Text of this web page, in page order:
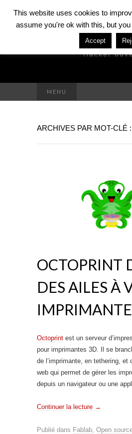
DAVID
Hacker
MENU
ARCHIVES PAR MOT-CLÉ
OCTOPRINT
DES AILES À
Octoprint est un serveur
pour imprimantes 3D. Il se
de l’imprimante, en tethering, et
web qui permet de gérer les
depuis un navigateur ou une
Continuer la lecture →
Publié dans Fablab, Open
This website uses cookies to
assume you're ok with this, but
Accept